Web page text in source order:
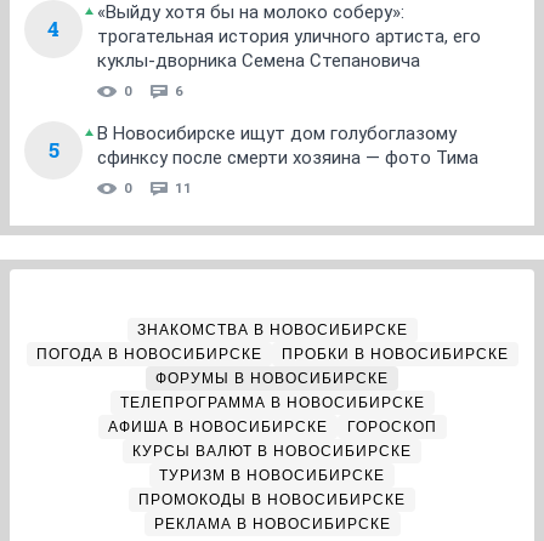
4
«Выйду хотя бы на молоко соберу»:
трогательная история уличного артиста, его
куклы-дворника Семена Степановича
0 6
5
В Новосибирске ищут дом голубоглазому
сфинксу после смерти хозяина — фото Тима
0 11
ЗНАКОМСТВА В НОВОСИБИРСКЕ
ПОГОДА В НОВОСИБИРСКЕ
ПРОБКИ В НОВОСИБИРСКЕ
ФОРУМЫ В НОВОСИБИРСКЕ
ТЕЛЕПРОГРАММА В НОВОСИБИРСКЕ
АФИША В НОВОСИБИРСКЕ
ГОРОСКОП
КУРСЫ ВАЛЮТ В НОВОСИБИРСКЕ
ТУРИЗМ В НОВОСИБИРСКЕ
ПРОМОКОДЫ В НОВОСИБИРСКЕ
РЕКЛАМА В НОВОСИБИРСКЕ